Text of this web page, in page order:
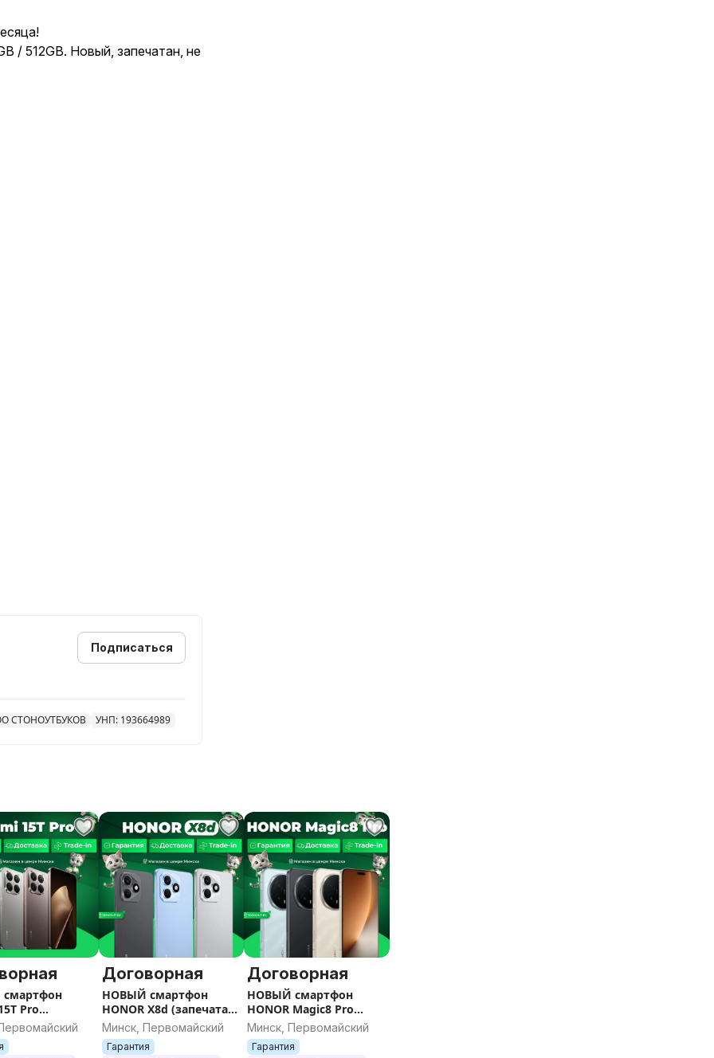
/ 512GB. Новый, запечатан, не
(Yellow), Розовый (Pink).
лицами и ИП (БЕЗНАЛ)
следующий
Подписаться
СТОНОУТБУКОВ УНП: 193664989
Pro
/ Гарантия
/ Память
Договорная
НОВЫЙ смартфон
HONOR X8d (запечатан)
/ Гарантия / Все цвета /
Память
Минск, Первомайский
Гарантия
Договорная
НОВЫЙ смартфон
HONOR Magic8 Pro
(запечатан) / Гарантия
/ Все цвета / Память
Минск, Первомайский
Гарантия